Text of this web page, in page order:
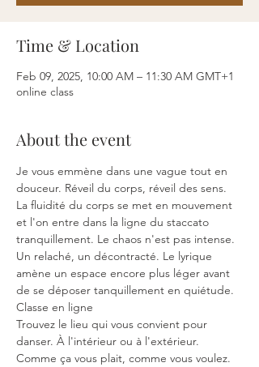
Time & Location
Feb 09, 2025, 10:00 AM – 11:30 AM GMT+1
online class
About the event
Je vous emmène dans une vague tout en
douceur. Réveil du corps, réveil des sens.
La fluidité du corps se met en mouvement
et l'on entre dans la ligne du staccato
tranquillement. Le chaos n'est pas intense.
Un relaché, un décontracté. Le lyrique
amène un espace encore plus léger avant
de se déposer tanquillement en quiétude.
Classe en ligne
Trouvez le lieu qui vous convient pour
danser. À l'intérieur ou à l'extérieur.
Comme ça vous plait, comme vous voulez.